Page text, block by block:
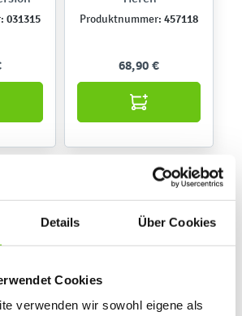
Details Über Cookies
Cookies
verwenden wir sowohl eigene als
031315 Produktnummer: 457118
68,90 €